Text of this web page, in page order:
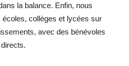
la balance. Enfin, nous
collèges et lycées sur
avec des bénévoles